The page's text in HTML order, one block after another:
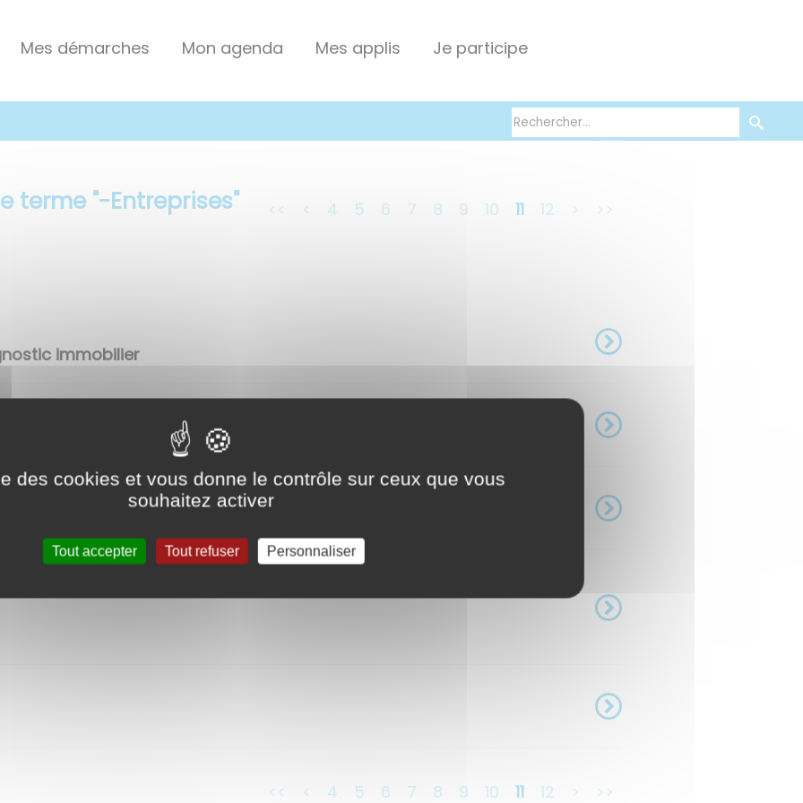
Mes démarches Mon agenda Mes applis Je participe
terme "-Entreprises" << < 4 5 6 7 8 9 10 11 12 > >>
immobilier
<< < 4 5 6 7 8 9 10 11 12 > >>
des cookies et vous donne le contrôle sur ceux que vous
souhaitez activer
Tout accepter Tout refuser Personnaliser